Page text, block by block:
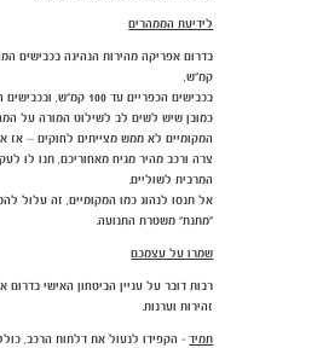
לידיעת הממהרים
קמ"ש,
בכבישים הכפריים עד 100 קמ"ש, ובכבישים העירוניים עד 60 קמ"ש.
כמובן שיש לשים לב לשילוט המורה על
המקומיים לא ממש מצייתים לחוקים – אז
צרה ורכב מהיר מגיח מאחוריכם, תנו לו
המרבית לשוליים.
אל תנסו לנהוג כמו המקומיים, זה עלול
"מתנת" משטרת התנועה.
שמרו על עצמכם
רבות דובר על עניין הביטחון האישי בדרום
זהירות וערנות.
תמיד- הקפידו לנעול את דלתות הרכב,